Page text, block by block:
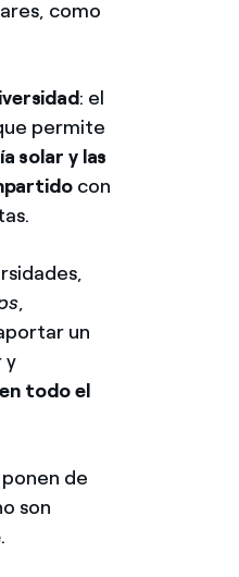
como
: el
permite
solar y las
con
,
un
y
todo el
de
son
.